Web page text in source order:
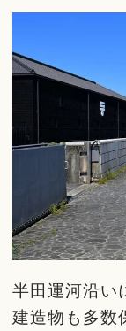
半田運河沿い
建造物も多数